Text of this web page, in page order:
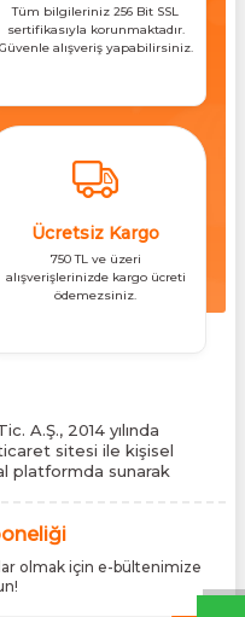
Tüm bilgileriniz 256 Bit SSL
sertifikasıyla korunmaktadır.
Güvenle alışveriş yapabilirsiniz.
Ücretsiz Kargo
750 TL ve üzeri
alışverişlerinizde kargo ücreti
ödemezsiniz.
A.Ş., 2014 yılında
sitesi ile kişisel
platformda sunarak
Cantu, Wilkinson
tüm ürünlerini ithal
orijinallik belgeleri ve
olmak için e-bültenimize